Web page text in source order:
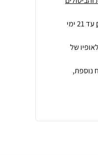
עד 21 ימי
של
נוספת,